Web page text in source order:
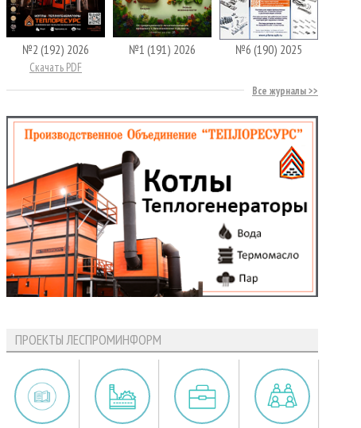
№2 (192) 2026
Скачать PDF
№1 (191) 2026 №6 (190) 2025
Все журналы
ПРОЕКТЫ ЛЕСПРОМИНФОРМ